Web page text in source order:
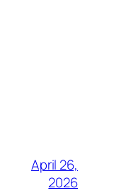
April 26,
2026